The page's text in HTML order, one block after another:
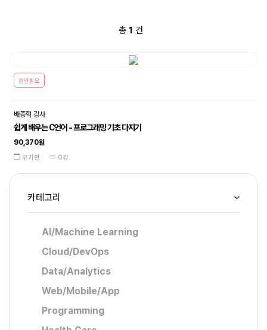
총 1 건
승인필요
배종혁 강사
쉽게 배우는 C언어 - 프로그래밍 기초 다지기
90,370원
무기한 0강
카테고리
AI/Machine Learning
Cloud/DevOps
Data/Analytics
Web/Mobile/App
Programming